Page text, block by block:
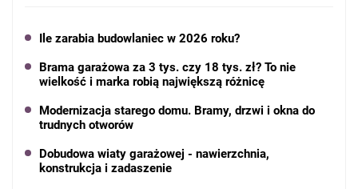
Ile zarabia budowlaniec w 2026 roku?
Brama garażowa za 3 tys. czy 18 tys. zł? To nie
wielkość i marka robią największą różnicę
Modernizacja starego domu. Bramy, drzwi i okna do
trudnych otworów
Dobudowa wiaty garażowej - nawierzchnia,
konstrukcja i zadaszenie